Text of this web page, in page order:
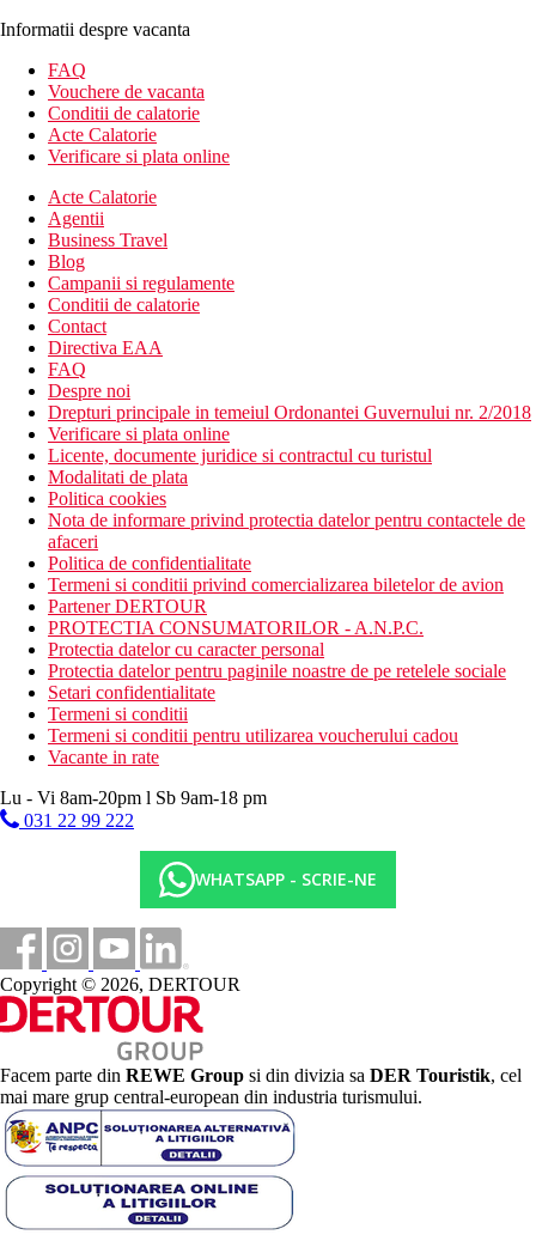
Informatii despre vacanta
FAQ
Vouchere de vacanta
Conditii de calatorie
Acte Calatorie
Verificare si plata online
Acte Calatorie
Agentii
Business Travel
Blog
Campanii si regulamente
Conditii de calatorie
Contact
Directiva EAA
FAQ
Despre noi
Drepturi principale in temeiul Ordonantei Guvernului nr. 2/2018
Verificare si plata online
Licente, documente juridice si contractul cu turistul
Modalitati de plata
Politica cookies
Nota de informare privind protectia datelor pentru contactele de
afaceri
Politica de confidentialitate
Termeni si conditii privind comercializarea biletelor de avion
Partener DERTOUR
PROTECTIA CONSUMATORILOR - A.N.P.C.
Protectia datelor cu caracter personal
Protectia datelor pentru paginile noastre de pe retelele sociale
Setari confidentialitate
Termeni si conditii
Termeni si conditii pentru utilizarea voucherului cadou
Vacante in rate
Lu - Vi 8am-20pm l Sb 9am-18 pm
031 22 99 222
WHATSAPP - SCRIE-NE
Copyright © 2026, DERTOUR
Facem parte din REWE Group si din divizia sa DER Touristik, cel
mai mare grup central-european din industria turismului.